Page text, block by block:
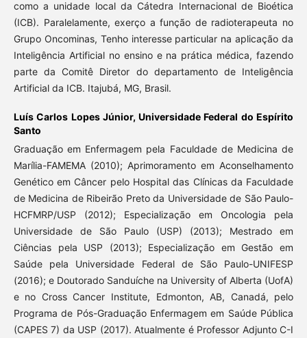
como a unidade local da Cátedra Internacional de Bioética
(ICB). Paralelamente, exerço a função de radioterapeuta no
Grupo Oncominas, Tenho interesse particular na aplicação da
Inteligência Artificial no ensino e na prática médica, fazendo
parte da Comitê Diretor do departamento de Inteligência
Artificial da ICB. Itajubá, MG, Brasil.
Luís Carlos Lopes Júnior,Universidade Federal do Espírito
Santo
Graduação em Enfermagem pela Faculdade de Medicina de
Marília-FAMEMA (2010); Aprimoramento em Aconselhamento
Genético em Câncer pelo Hospital das Clínicas da Faculdade
de Medicina de Ribeirão Preto da Universidade de São Paulo-
HCFMRP/USP (2012); Especialização em Oncologia pela
Universidade de São Paulo (USP) (2013); Mestrado em
Ciências pela USP (2013); Especialização em Gestão em
Saúde pela Universidade Federal de São Paulo-UNIFESP
(2016); e Doutorado Sanduíche na University of Alberta (UofA)
e no Cross Cancer Institute, Edmonton, AB, Canadá, pelo
Programa de Pós-Graduação Enfermagem em Saúde Pública
(CAPES 7) da USP (2017). Atualmente é Professor Adjunto C-I